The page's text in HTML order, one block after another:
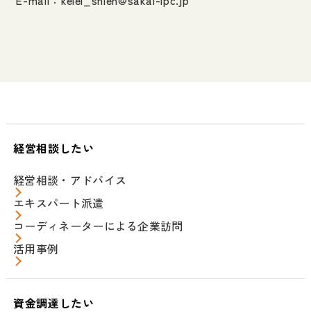
経営相談したい
経営相談・アドバイス
エキスパート派遣
コーディネーターによる企業訪問
活用事例
資金調達したい